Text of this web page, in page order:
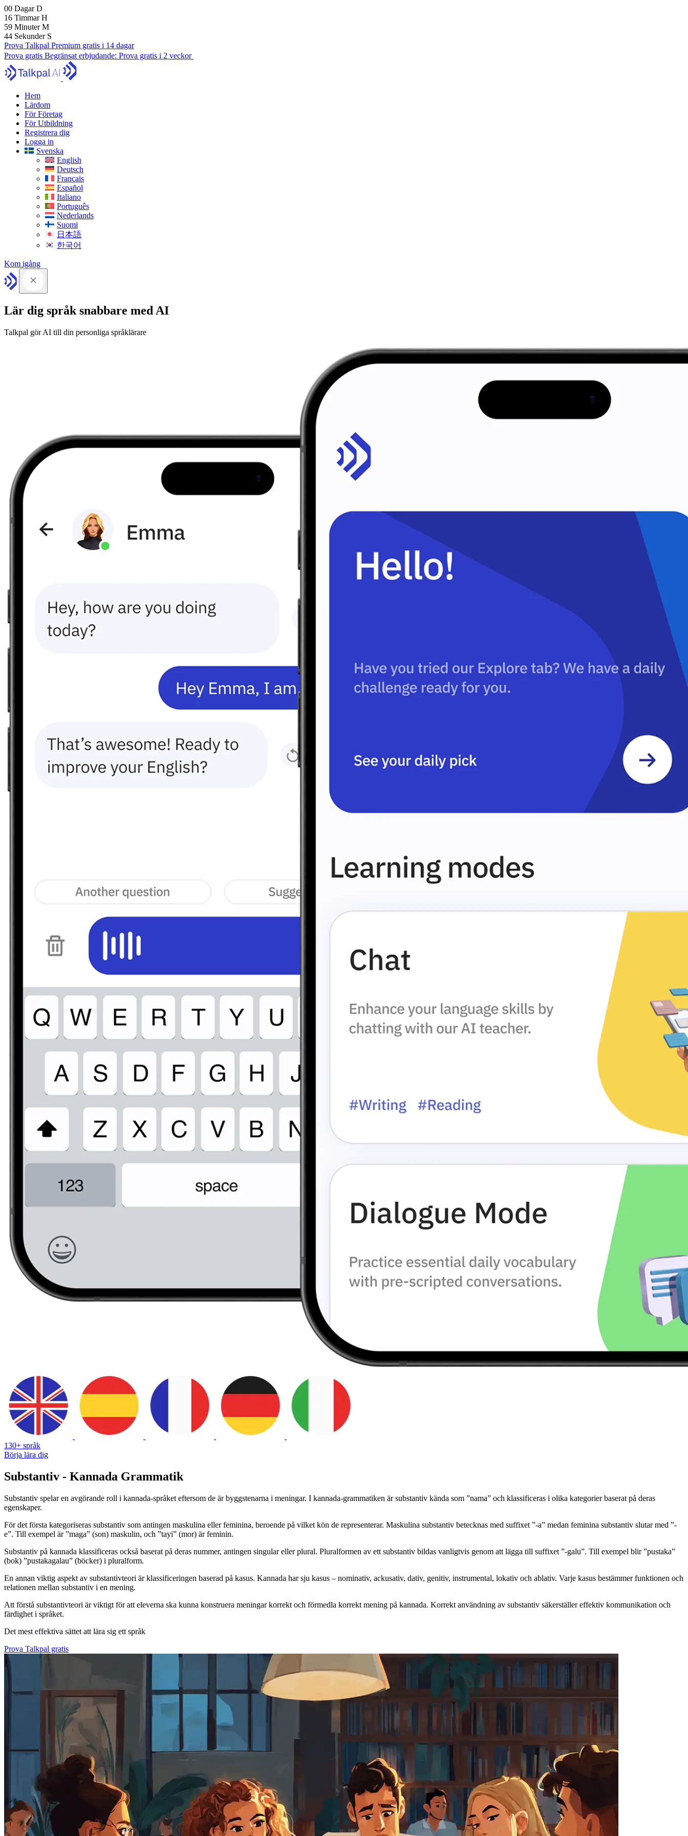
00 DagarD
16 TimmarH
59 MinuterM
43 Sekunder S
Prova Talkpal Premium gratis i 14 dagar
Prova gratis Begränsat erbjudande: Prova gratis i 2 veckor
Hem
Lärdom
För Företag
För Utbildning
Registrera dig
Logga in
Svenska
English
Deutsch
Français
Español
Italiano
Português
Nederlands
Suomi
日本語
한국어
Kom igång
Lär dig språk snabbare med AI
Talkpal gör AI till din personliga språklärare
130+ språk
Börja lära dig
Substantiv - Kannada Grammatik
Substantiv spelar en avgörande roll i kannada-språket eftersom de är byggstenarna i meningar. I kannada-grammatiken är substantiv kända som ”nama” och klassificeras i olika kategorier baserat på deras
egenskaper.
För det första kategoriseras substantiv som antingen maskulina eller feminina, beroende på vilket kön de representerar. Maskulina substantiv betecknas med suffixet ”-a” medan feminina substantiv slutar med ”-
e”. Till exempel är ”maga” (son) maskulin, och ”tayi” (mor) är feminin.
Substantiv på kannada klassificeras också baserat på deras nummer, antingen singular eller plural. Pluralformen av ett substantiv bildas vanligtvis genom att lägga till suffixet ”-galu”. Till exempel blir ”pustaka”
(bok) ”pustakagalau” (böcker) i pluralform.
En annan viktig aspekt av substantivteori är klassificeringen baserad på kasus. Kannada har sju kasus – nominativ, ackusativ, dativ, genitiv, instrumental, lokativ och ablativ. Varje kasus bestämmer funktionen och
relationen mellan substantiv i en mening.
Att förstå substantivteori är viktigt för att eleverna ska kunna konstruera meningar korrekt och förmedla korrekt mening på kannada. Korrekt användning av substantiv säkerställer effektiv kommunikation och
färdighet i språket.
Det mest effektiva sättet att lära sig ett språk
Prova Talkpal gratis